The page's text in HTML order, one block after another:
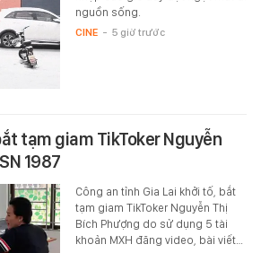
nguồn sống.
CINE - 5 giờ trước
tạm giam TikToker Nguyễn
1987
Công an tỉnh Gia Lai khởi tố, bắt
tạm giam TikToker Nguyễn Thị
Bích Phượng do sử dụng 5 tài
khoản MXH đăng video, bài viết…